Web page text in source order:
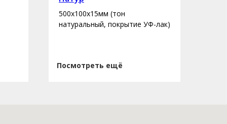
500х100х15мм (тон
натуральный, покрытие УФ-лак)
Посмотреть ещё